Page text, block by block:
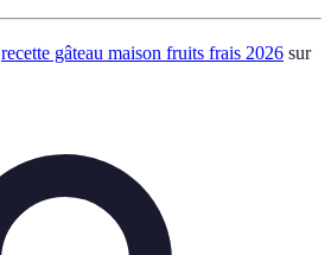
recette gâteau maison fruits frais 2026 sur